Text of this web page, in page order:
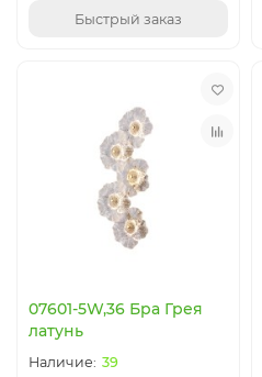
Быстрый заказ
07601-5W,36 Бра Грея
латунь
39